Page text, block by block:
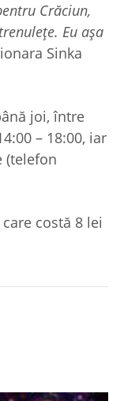
Crăciun,
Eu așa
Sinka
joi, între
– 18:00, iar
(telefon
costă 8 lei